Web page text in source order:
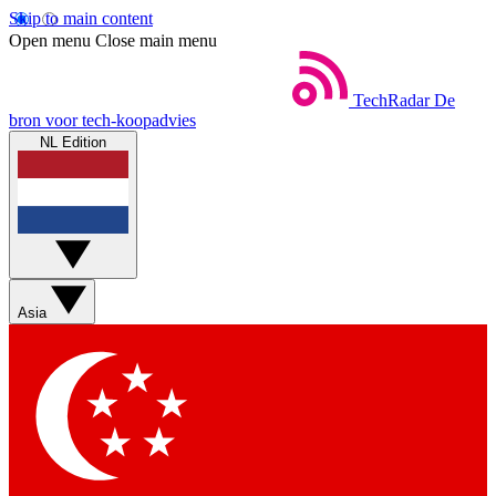
Skip to main content
Open menu Close main menu
TechRadar De
bron voor tech-koopadvies
NL Edition
Asia